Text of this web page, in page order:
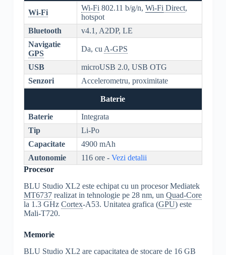
Wi-Fi
Wi-Fi 802.11 b/g/n, Wi-Fi Direct,
hotspot
Bluetooth
v4.1, A2DP, LE
Navigatie
GPS
Da, cu A-GPS
USB
microUSB 2.0, USB OTG
Senzori
Accelerometru, proximitate
Baterie
Baterie
Integrata
Tip
Li-Po
Capacitate
4900 mAh
Autonomie
116 ore - Vezi detalii
Procesor
BLU Studio XL2 este echipat cu un procesor Mediatek
MT6737realizat in tehnologie pe 28 nm, un Quad-Core
la 1.3 GHz Cortex-A53. Unitatea grafica (GPU) este
Mali-T720.
Memorie
BLU Studio XL2 are capacitatea de stocare de 16 GB